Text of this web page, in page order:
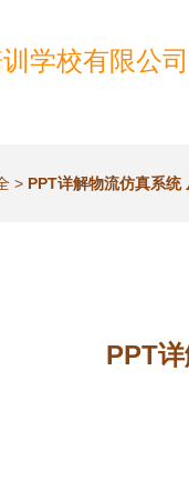
学校有限公司
> PPT详解物流仿真系统
PPT